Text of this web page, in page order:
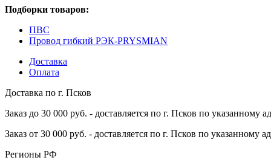
Подборки товаров:
ПВС
Провод гибкий РЭК-PRYSMIAN
Доставка
Оплата
Доставка по г. Псков
Заказ до 30 000 руб. - доставляется по г. Псков по указанному
Заказ от 30 000 руб. - доставляется по г. Псков по указанному
Регионы РФ